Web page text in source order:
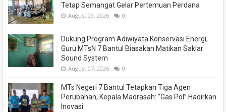
Tetap Semangat Gelar Pertemuan Perdana
August 09, 2026 0
Dukung Program Adiwiyata Konservasi Energi,
Guru MTsN 7 Bantul Biasakan Matikan Saklar
Sound System
August 07, 2026 0
MTs Negeri 7 Bantul Tetapkan Tiga Agen
Perubahan, Kepala Madrasah: “Gas Pol” Hadirkan
Inovasi